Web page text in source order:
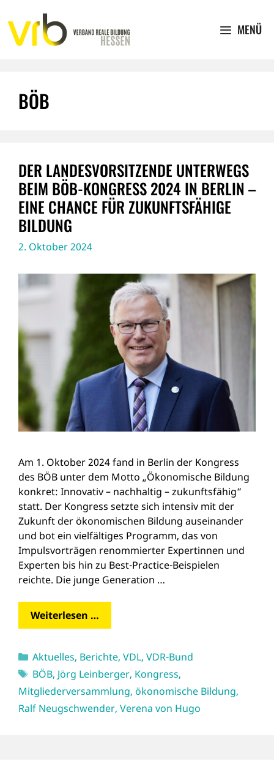
Inhalt
springen
MENÜ
BÖB
DER LANDESVORSITZENDE UNTERWEGS
BEIM BÖB-KONGRESS 2024 IN BERLIN –
EINE CHANCE FÜR ZUKUNFTSFÄHIGE
BILDUNG
2. Oktober 2024
Am 1. Oktober 2024 fand in Berlin der Kongress
des BÖB unter dem Motto „Ökonomische Bildung
konkret: Innovativ – nachhaltig – zukunftsfähig“
statt. Der Kongress setzte sich intensiv mit der
Zukunft der ökonomischen Bildung auseinander
und bot ein vielfältiges Programm, das von
Impulsvorträgen renommierter Expertinnen und
Experten bis hin zu Best-Practice-Beispielen
reichte. Die junge Generation …
Weiterlesen …
Kategorien
Aktuelles, Berichte, VDL, VDR-Bund
Schlagwörter
BÖB, Jörg Leinberger, Kongress,
Mitgliederversammlung, ökonomische Bildung,
Ralf Neugschwender, Verena von Hugo